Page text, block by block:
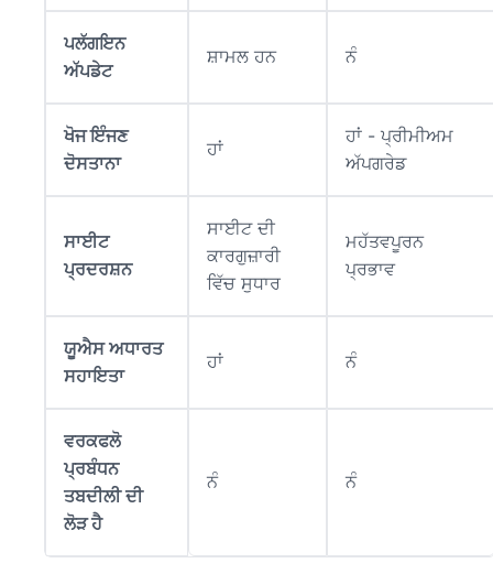
ਪਲੱਗਇਨ
ਅੱਪਡੇਟ
ਸ਼ਾਮਲ ਹਨ ਨੰ
ਖੋਜ ਇੰਜਣ
ਦੋਸਤਾਨਾ
ਹਾਂ
ਹਾਂ - ਪ੍ਰੀਮੀਅਮ
ਅੱਪਗਰੇਡ
ਸਾਈਟ
ਪ੍ਰਦਰਸ਼ਨ
ਸਾਈਟ ਦੀ
ਕਾਰਗੁਜ਼ਾਰੀ
ਵਿੱਚ ਸੁਧਾਰ
ਮਹੱਤਵਪੂਰਨ
ਪ੍ਰਭਾਵ
ਯੂਐਸ ਅਧਾਰਤ
ਸਹਾਇਤਾ
ਹਾਂ ਨੰ
ਵਰਕਫਲੋ
ਪ੍ਰਬੰਧਨ
ਤਬਦੀਲੀ ਦੀ
ਲੋੜ ਹੈ
ਨੰ ਨੰ